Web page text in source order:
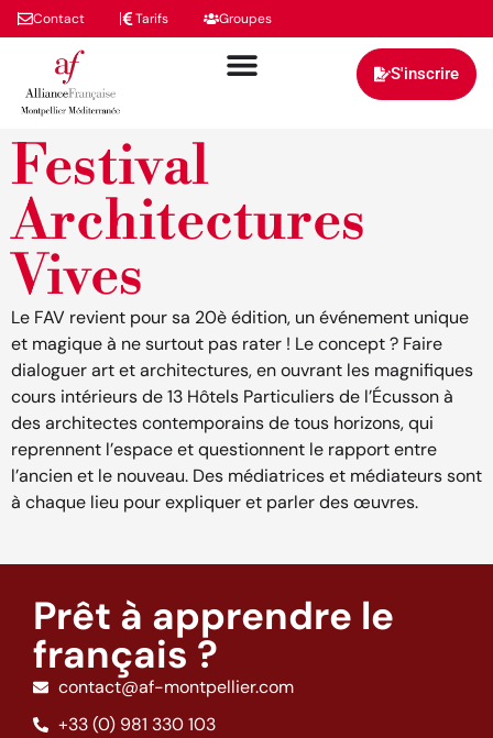
Contact Tarifs Groupes
S'inscrire
Festival
Architectures
Vives
Le FAV revient pour sa 20è édition, un événement unique
et magique à ne surtout pas rater ! Le concept ? Faire
dialoguer art et architectures, en ouvrant les magnifiques
cours intérieurs de 13 Hôtels Particuliers de l’Écusson à
des architectes contemporains de tous horizons, qui
reprennent l’espace et questionnent le rapport entre
l’ancien et le nouveau. Des médiatrices et médiateurs sont
à chaque lieu pour expliquer et parler des œuvres.
Prêt à apprendre le
français ?
contact@af-montpellier.com
+33 (0) 981 330 103